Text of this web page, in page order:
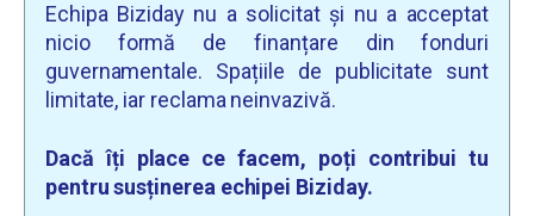
Echipa Biziday nu a solicitat și nu a acceptat
nicio formă de finanțare din fonduri
guvernamentale. Spațiile de publicitate sunt
limitate, iar reclama neinvazivă.
Dacă îți place ce facem, poți contribui tu
pentru susținerea echipei Biziday.